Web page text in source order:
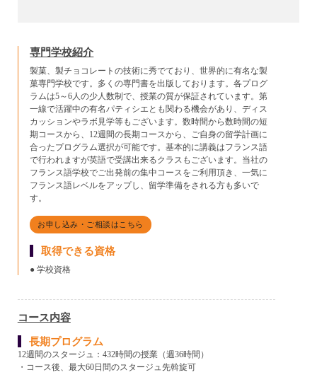
専門学校紹介
製菓、製チョコレートの技術に秀でており、世界的に有名な製
菓専門学校です。多くの専門書を出版しております。各プログ
ラムは5～6人の少人数制で、授業の質が保証されています。第
一線で活躍中の有名パティシエとも関わる機会があり、ディス
カッションやラボ見学等もございます。数時間から数時間の短
期コースから、12週間の長期コースから、ご自身の留学計画に
合ったプログラム選択が可能です。基本的に講義はフランス語
で行われますが英語で受講出来るクラスもございます。当社の
フランス語学校でご出発前の集中コースをご利用頂き、一気に
フランス語レベルをアップし、留学準備をされる方も多いで
す。
お申し込み・ご相談はこちら
取得できる資格
● 学校資格
コース内容
長期プログラム
12週間のスタージュ：432時間の授業（週36時間）
・コース後、最大60日間のスタージュ先斡旋可